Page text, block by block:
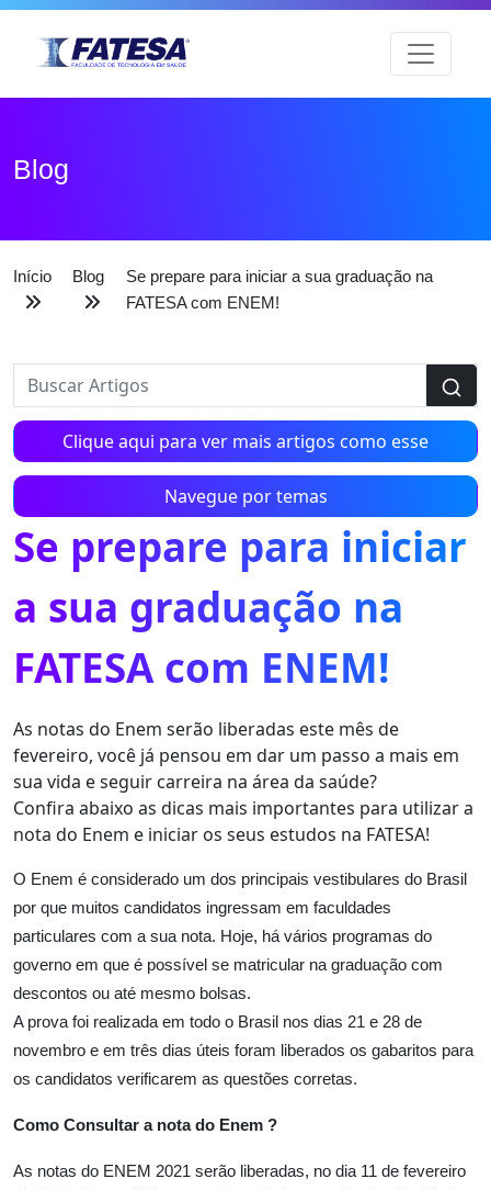
Blog
Início Blog
Se prepare para iniciar a sua graduação na
FATESA com ENEM!
Clique aqui para ver mais artigos como esse
Navegue por temas
Se prepare para iniciar
a sua graduação na
FATESA com ENEM!
As notas do Enem serão liberadas este mês de
fevereiro, você já pensou em dar um passo a mais em
sua vida e seguir carreira na área da saúde?
Confira abaixo as dicas mais importantes para utilizar a
nota do Enem e iniciar os seus estudos na FATESA!
O Enem é considerado um dos principais vestibulares do Brasil
por que muitos candidatos ingressam em faculdades
particulares com a sua nota. Hoje, há vários programas do
governo em que é possível se matricular na graduação com
descontos ou até mesmo bolsas.
A prova foi realizada em todo o Brasil nos dias 21 e 28 de
novembro e em três dias úteis foram liberados os gabaritos para
os candidatos verificarem as questões corretas.
Como Consultar a nota do Enem ?
As notas do ENEM 2021 serão liberadas, no dia 11 de fevereiro